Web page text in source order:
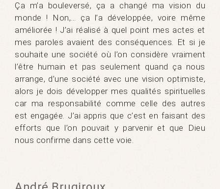
Ça m’a bouleversé, ça a changé ma vision du
monde ! Non,… ça l’a développée, voire même
améliorée ! J’ai réalisé à quel point mes actes et
mes paroles avaient des conséquences. Et si je
souhaite une société où l’on considère vraiment
l’être humain et pas seulement quand ça nous
arrange, d’une société avec une vision optimiste,
alors je dois développer mes qualités spirituelles
car ma responsabilité comme celle des autres
est engagée. J’ai appris que c’est en faisant des
efforts que l’on pouvait y parvenir et que Dieu
nous confirme dans cette voie.